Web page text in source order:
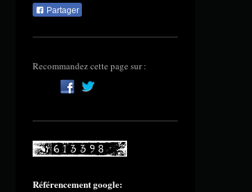
Partager
Recommandez cette page sur :
Référencement google: